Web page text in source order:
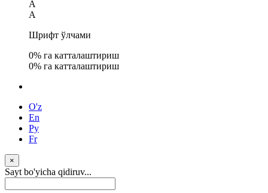
A
A
Шрифт ўлчами
0% га катталаштириш
0% га катталаштириш
O'z
En
Ру
Fr
×
Sayt bo'yicha qidiruv...